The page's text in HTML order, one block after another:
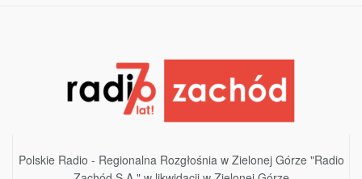
Polskie Radio - Regionalna Rozgłośnia w Zielonej Górze "Radio